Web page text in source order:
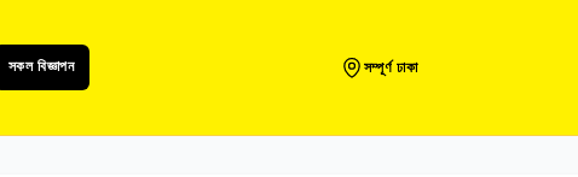
সকল বিজ্ঞাপন সম্পূর্ণ ঢাকা